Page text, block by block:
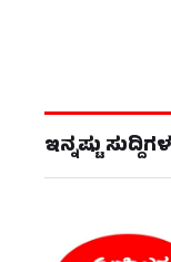
ಇನ್ನಷ್ಟು